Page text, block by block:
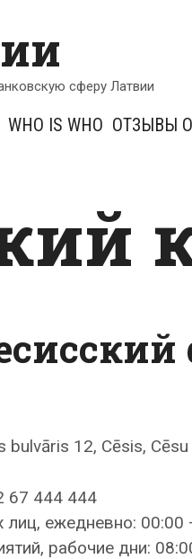
сферу Латвии
WHO IS WHO ОТЗЫВЫ
bulvāris 12, Cēsis,
67 444 444
лиц, ежедневно: 00:00
рабочие дни: